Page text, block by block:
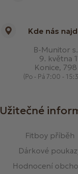
Kde nás
B-Munitor
9. května
Konice,
(Po - Pá 7:00 -
Užitečné
Fitboy příběh
Dárkové
Hodnocení